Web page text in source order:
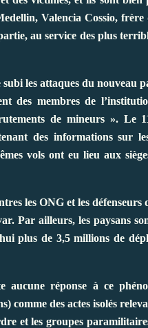
Valencia Cossio,
au service des plus
les attaques du nouveau
des membres de
de mineurs ». Le
des informations sur
vols ont eu lieu aux
les ONG et les
Par ailleurs, les paysans
plus de 3,5 millions de
aucune réponse à ce
comme des actes isolés
et les groupes